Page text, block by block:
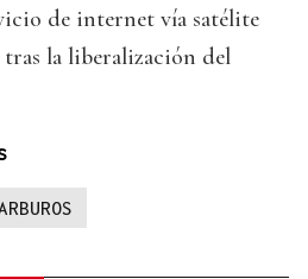
de internet vía satélite
la liberalización del